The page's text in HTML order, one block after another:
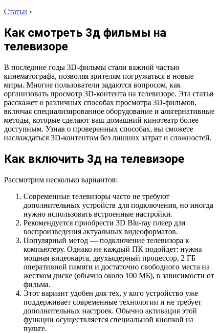
Статьи ›
Как смотреть 3д фильмы на
телевизоре
В последние годы 3D-фильмы стали важной частью
кинематографа, позволяя зрителям погружаться в новые
миры. Многие пользователи задаются вопросом, как
организовать просмотр 3D-контента на телевизоре. Эта статья
расскажет о различных способах просмотра 3D-фильмов,
включая специализированное оборудование и альтернативные
методы, которые сделают ваш домашний кинотеатр более
доступным. Узнав о проверенных способах, вы сможете
наслаждаться 3D-контентом без лишних затрат и сложностей.
Как включить 3д на телевизоре
Рассмотрим несколько вариантов:
Современные телевизоры часто не требуют
дополнительных устройств для подключения, но иногда
нужно использовать встроенные настройки.
Рекомендуется приобрести 3D Blu-ray плеер для
воспроизведения актуальных видеоформатов.
Популярный метод — подключение телевизора к
компьютеру. Однако не каждый ПК подойдет: нужна
мощная видеокарта, двухъядерный процессор, 2 ГБ
оперативной памяти и достаточно свободного места на
жестком диске (обычно около 100 МБ), в зависимости от
фильма.
Этот вариант удобен для тех, у кого устройство уже
поддерживает современные технологии и не требует
дополнительных настроек. Обычно активация этой
функции осуществляется специальной кнопкой на
пульте.